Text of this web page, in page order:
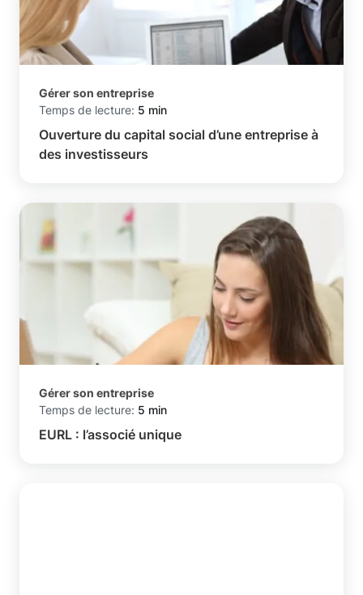
Gérer son entreprise
Temps de lecture: 5 min
Ouverture du capital social d’une entreprise à
des investisseurs
Gérer son entreprise
Temps de lecture: 5 min
EURL : l’associé unique